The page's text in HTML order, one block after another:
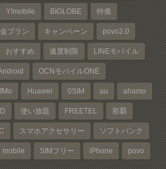
Y!mobile BIGLOBE 特価
プラン キャンペーン povo2.0
おすすめ 速度制限 LINEモバイル
OCNモバイルONE
Huawei 0SIM au ahamo
使い放題 FREETEL 那覇
スマホアクセサリー ソフトバンク
mobile SIMフリー iPhone povo